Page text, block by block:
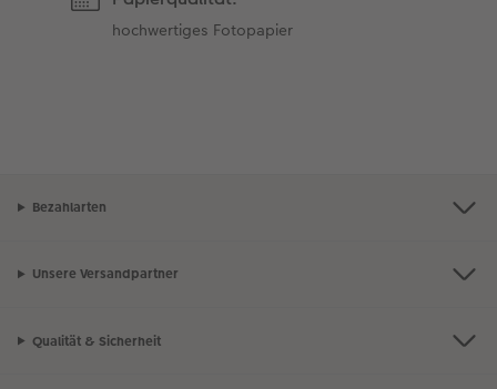
hochwertiges Fotopapier
Bezahlarten
Unsere Versandpartner
Qualität & Sicherheit